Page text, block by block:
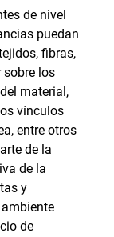
de nivel
puedan
fibras,
sobre los
material,
vínculos
entre otros
de la
de la
y
de